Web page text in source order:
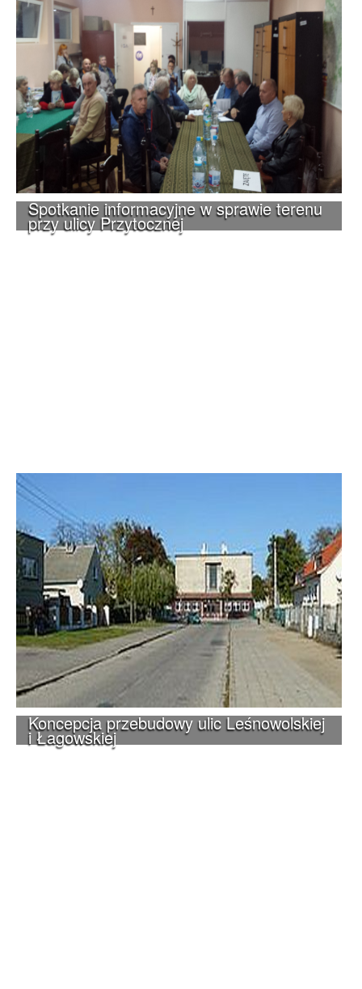
Spotkanie informacyjne w sprawie terenu
przy ulicy Przytocznej
Koncepcja przebudowy ulic Leśnowolskiej
i Łagowskiej